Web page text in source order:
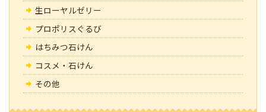
生ローヤルゼリー
プロポリスぐるび
はちみつ石けん
コスメ・石けん
その他